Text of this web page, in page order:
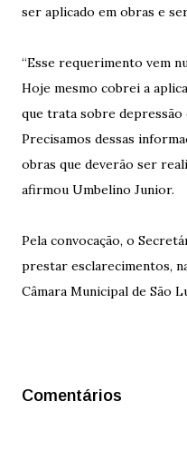
ser aplicado em obras e
“Esse requerimento vem
Hoje mesmo cobrei a
que trata sobre depressão
Precisamos dessas
obras que deverão ser
afirmou Umbelino Junior.
Pela convocação, o
prestar esclarecimentos,
Câmara Municipal de São
Comentários